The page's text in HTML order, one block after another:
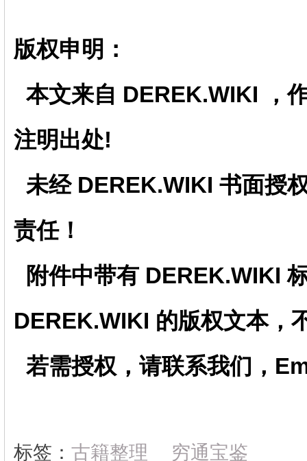
版权申明：
本文来自 DEREK.WIKI ，
注明出处!
未经DEREK.WIKI 书面授
责任！
附件中带有DEREK.WIKI
DEREK.WIKI 的版权文本，
若需授权，请联系我们，
标签： 古籍整理 穷通宝鉴